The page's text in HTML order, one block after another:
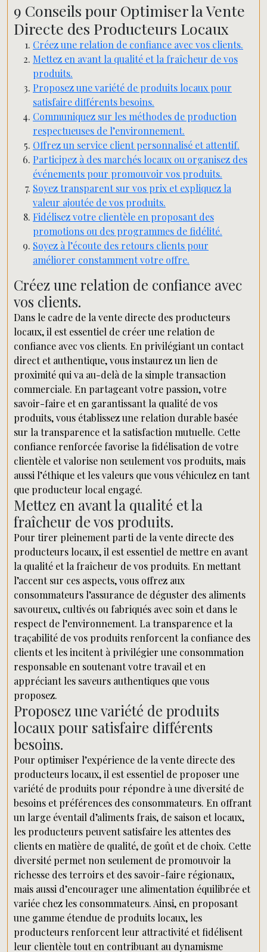
9 Conseils pour Optimiser la Vente
Directe des Producteurs Locaux
Créez une relation de confiance avec vos clients.
Mettez en avant la qualité et la fraîcheur de vos
produits.
Proposez une variété de produits locaux pour
satisfaire différents besoins.
Communiquez sur les méthodes de production
respectueuses de l’environnement.
Offrez un service client personnalisé et attentif.
Participez à des marchés locaux ou organisez des
événements pour promouvoir vos produits.
Soyez transparent sur vos prix et expliquez la
valeur ajoutée de vos produits.
Fidélisez votre clientèle en proposant des
promotions ou des programmes de fidélité.
Soyez à l’écoute des retours clients pour
améliorer constamment votre offre.
Créez une relation de confiance avec
vos clients.
Dans le cadre de la vente directe des producteurs
locaux, il est essentiel de créer une relation de
confiance avec vos clients. En privilégiant un contact
direct et authentique, vous instaurez un lien de
proximité qui va au-delà de la simple transaction
commerciale. En partageant votre passion, votre
savoir-faire et en garantissant la qualité de vos
produits, vous établissez une relation durable basée
sur la transparence et la satisfaction mutuelle. Cette
confiance renforcée favorise la fidélisation de votre
clientèle et valorise non seulement vos produits, mais
aussi l’éthique et les valeurs que vous véhiculez en tant
que producteur local engagé.
Mettez en avant la qualité et la
fraîcheur de vos produits.
Pour tirer pleinement parti de la vente directe des
producteurs locaux, il est essentiel de mettre en avant
la qualité et la fraîcheur de vos produits. En mettant
l’accent sur ces aspects, vous offrez aux
consommateurs l’assurance de déguster des aliments
savoureux, cultivés ou fabriqués avec soin et dans le
respect de l’environnement. La transparence et la
traçabilité de vos produits renforcent la confiance des
clients et les incitent à privilégier une consommation
responsable en soutenant votre travail et en
appréciant les saveurs authentiques que vous
proposez.
Proposez une variété de produits
locaux pour satisfaire différents
besoins.
Pour optimiser l’expérience de la vente directe des
producteurs locaux, il est essentiel de proposer une
variété de produits pour répondre à une diversité de
besoins et préférences des consommateurs. En offrant
un large éventail d’aliments frais, de saison et locaux,
les producteurs peuvent satisfaire les attentes des
clients en matière de qualité, de goût et de choix. Cette
diversité permet non seulement de promouvoir la
richesse des terroirs et des savoir-faire régionaux,
mais aussi d’encourager une alimentation équilibrée et
variée chez les consommateurs. Ainsi, en proposant
une gamme étendue de produits locaux, les
producteurs renforcent leur attractivité et fidélisent
leur clientèle tout en contribuant au dynamisme